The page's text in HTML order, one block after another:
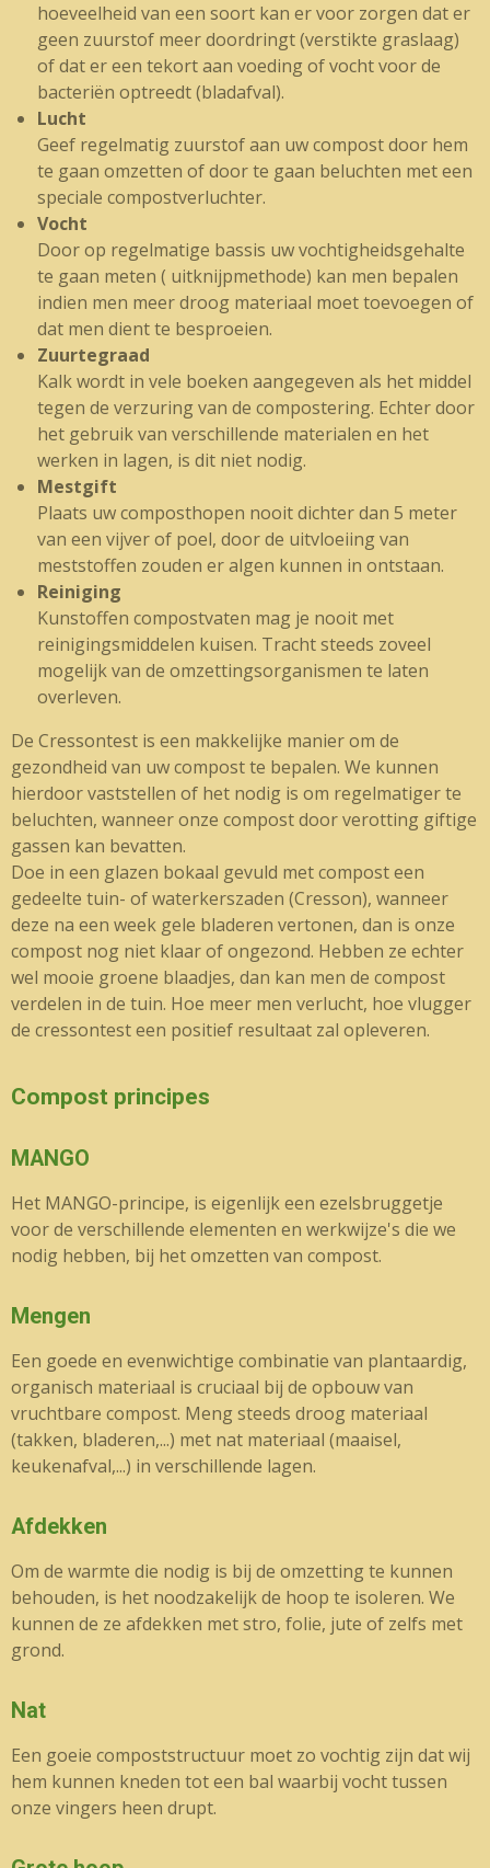
hoeveelheid van een soort kan er voor zorgen dat er
geen zuurstof meer doordringt (verstikte graslaag)
of dat er een tekort aan voeding of vocht voor de
bacteriën optreedt (bladafval).
Lucht
Geef regelmatig zuurstof aan uw compost door hem
te gaan omzetten of door te gaan beluchten met een
speciale compostverluchter.
Vocht
Door op regelmatige bassis uw vochtigheidsgehalte
te gaan meten ( uitknijpmethode) kan men bepalen
indien men meer droog materiaal moet toevoegen of
dat men dient te besproeien.
Zuurtegraad
Kalk wordt in vele boeken aangegeven als het middel
tegen de verzuring van de compostering. Echter door
het gebruik van verschillende materialen en het
werken in lagen, is dit niet nodig.
Mestgift
Plaats uw composthopen nooit dichter dan 5 meter
van een vijver of poel, door de uitvloeiing van
meststoffen zouden er algen kunnen in ontstaan.
Reiniging
Kunstoffen compostvaten mag je nooit met
reinigingsmiddelen kuisen. Tracht steeds zoveel
mogelijk van de omzettingsorganismen te laten
overleven.
De Cressontest is een makkelijke manier om de
gezondheid van uw compost te bepalen. We kunnen
hierdoor vaststellen of het nodig is om regelmatiger te
beluchten, wanneer onze compost door verotting giftige
gassen kan bevatten.
Doe in een glazen bokaal gevuld met compost een
gedeelte tuin- of waterkerszaden (Cresson), wanneer
deze na een week gele bladeren vertonen, dan is onze
compost nog niet klaar of ongezond. Hebben ze echter
wel mooie groene blaadjes, dan kan men de compost
verdelen in de tuin. Hoe meer men verlucht, hoe vlugger
de cressontest een positief resultaat zal opleveren.
Compost principes
MANGO
Het MANGO-principe, is eigenlijk een ezelsbruggetje
voor de verschillende elementen en werkwijze's die we
nodig hebben, bij het omzetten van compost.
Mengen
Een goede en evenwichtige combinatie van plantaardig,
organisch materiaal is cruciaal bij de opbouw van
vruchtbare compost. Meng steeds droog materiaal
(takken, bladeren,...) met nat materiaal (maaisel,
keukenafval,...) in verschillende lagen.
Afdekken
Om de warmte die nodig is bij de omzetting te kunnen
behouden, is het noodzakelijk de hoop te isoleren. We
kunnen de ze afdekken met stro, folie, jute of zelfs met
grond.
Nat
Een goeie compoststructuur moet zo vochtig zijn dat wij
hem kunnen kneden tot een bal waarbij vocht tussen
onze vingers heen drupt.